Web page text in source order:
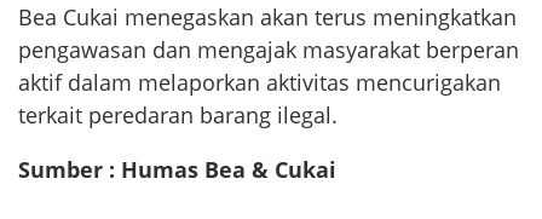
Bea Cukai menegaskan akan terus meningkatkan
pengawasan dan mengajak masyarakat berperan
aktif dalam melaporkan aktivitas mencurigakan
terkait peredaran barang ilegal.
Sumber : Humas Bea & Cukai